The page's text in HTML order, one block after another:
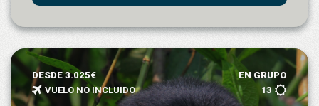
DESDE 3.025€
EN GRUPO
VUELO NO INCLUIDO
13